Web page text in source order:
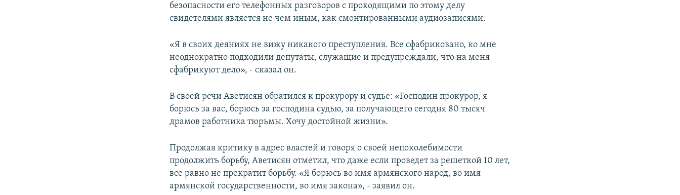
безопасности его телефонных разговоров с проходящими по этому делу
свидетелями является не чем иным, как смонтированными аудиозаписями.
«Я в своих деяниях не вижу никакого преступления. Все сфабриковано, ко мне
неоднократно подходили депутаты, служащие и предупреждали, что на меня
сфабрикуют дело», - сказал он.
В своей речи Аветисян обратился к прокурору и судье: «Господин прокурор, я
борюсь за вас, борюсь за господина судью, за получающего сегодня 80 тысяч
драмов работника тюрьмы. Хочу достойной жизни».
Продолжая критику в адрес властей и говоря о своей непоколебимости
продолжить борьбу, Аветисян отметил, что даже если проведет за решеткой 10 лет,
все равно не прекратит борьбу. «Я борюсь во имя армянского народ, во имя
армянской государственности, во имя закона», - заявил он.